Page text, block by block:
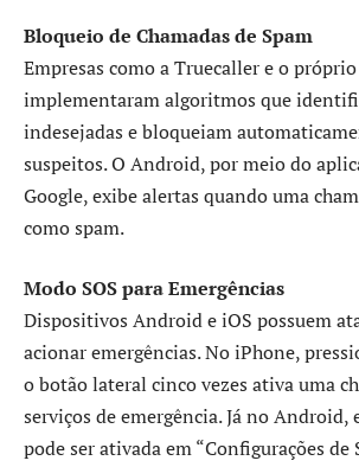
Bloqueio de Chamadas de Spam
Empresas como a Truecaller e o
implementaram algoritmos que
indesejadas e bloqueiam
suspeitos. O Android, por meio do
Google, exibe alertas quando uma
como spam.
Modo SOS para Emergências
Dispositivos Android e iOS possuem
acionar emergências. No iPhone,
o botão lateral cinco vezes ativa uma
serviços de emergência. Já no Android,
pode ser ativada em “Configurações de